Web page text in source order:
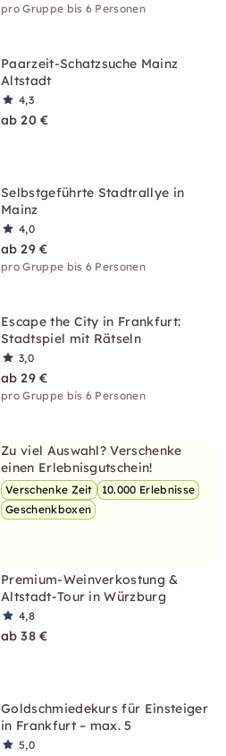
pro Gruppe bis 6 Personen
Paarzeit-Schatzsuche Mainz
Altstadt
4,3
ab 20 €
Selbstgeführte Stadtrallye in
Mainz
4,0
ab 29 €
pro Gruppe bis 6 Personen
Escape the City in Frankfurt:
Stadtspiel mit Rätseln
3,0
ab 29 €
pro Gruppe bis 6 Personen
Zu viel Auswahl? Verschenke
einen Erlebnisgutschein!
Verschenke Zeit
10.000 Erlebnisse
Geschenkboxen
Premium-Weinverkostung &
Altstadt-Tour in Würzburg
4,8
ab 38 €
Goldschmiedekurs für Einsteiger
in Frankfurt – max. 5
5,0